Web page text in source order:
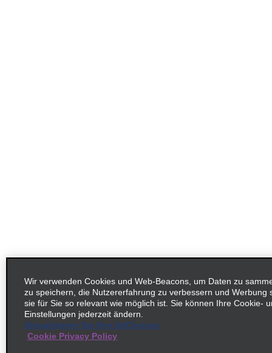
Wir verwenden Cookies und Web-Beacons, um Daten zu
zu speichern, die Nutzererfahrung zu verbessern und Werbung
sie für Sie so relevant wie möglich ist. Sie können Ihre Cookie-
Einstellungen jederzeit ändern.
Aktualisieren Sie Ihre AdChoices
Cookie Privacy Policy